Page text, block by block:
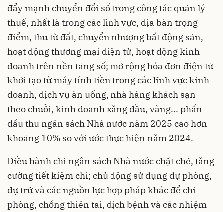
đẩy mạnh chuyển đổi số trong công tác quản lý
thuế, nhất là trong các lĩnh vực, địa bàn trọng
điểm, thu từ đất, chuyển nhượng bất động sản,
hoạt động thương mại điện tử, hoạt động kinh
doanh trên nền tảng số; mở rộng hóa đơn điện tử
khởi tạo từ máy tính tiền trong các lĩnh vực kinh
doanh, dịch vụ ăn uống, nhà hàng khách sạn
theo chuỗi, kinh doanh xăng dầu, vàng... phấn
đấu thu ngân sách Nhà nước năm 2025 cao hơn
khoảng 10% so với ước thực hiện năm 2024.
Điều hành chi ngân sách Nhà nước chặt chẽ, tăng
cường tiết kiệm chi; chủ động sử dụng dự phòng,
dự trữ và các nguồn lực hợp pháp khác để chi
phòng, chống thiên tai, dịch bệnh và các nhiệm